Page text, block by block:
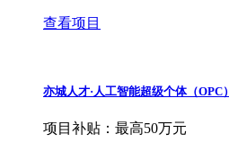
查看项目
亦城人才·人工智能超级个体（OPC）
项目补贴： 最高50万元